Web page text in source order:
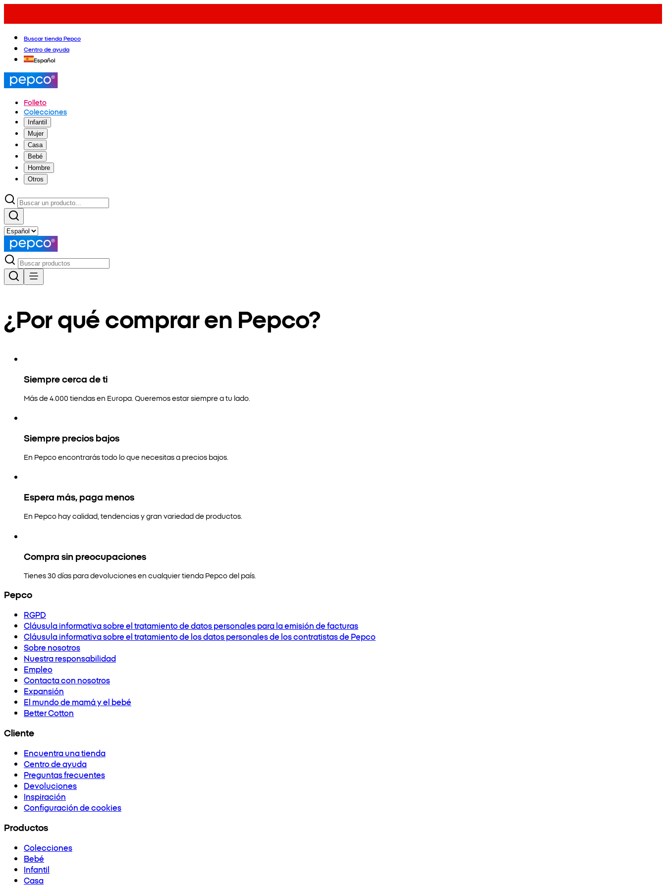
Buscar tienda Pepco
Centro de ayuda
Español
Folleto
Colecciones
Infantil
Mujer
Casa
Bebé
Hombre
Otros
¿Por qué comprar en Pepco?
Siempre cerca de ti
Más de 4.000 tiendas en Europa. Queremos estar siempre a tu lado.
Siempre precios bajos
En Pepco encontrarás todo lo que necesitas a precios bajos.
Espera más, paga menos
En Pepco hay calidad, tendencias y gran variedad de productos.
Compra sin preocupaciones
Tienes 30 días para devoluciones en cualquier tienda Pepco del país.
Pepco
RGPD
Cláusula informativa sobre el tratamiento de datos personales para la emisión de facturas
Cláusula informativa sobre el tratamiento de los datos personales de los contratistas de Pepco
Sobre nosotros
Nuestra responsabilidad
Empleo
Contacta con nosotros
Expansión
El mundo de mamá y el bebé
Better Cotton
Cliente
Encuentra una tienda
Centro de ayuda
Preguntas frecuentes
Devoluciones
Inspiración
Configuración de cookies
Productos
Colecciones
Bebé
Infantil
Casa